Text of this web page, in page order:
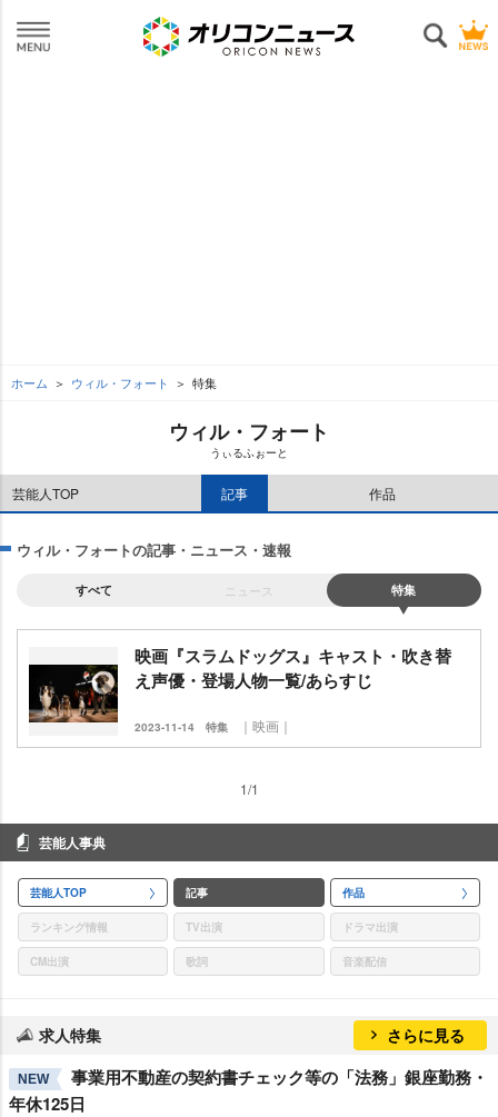
ホーム ウィル・フォート 特集
ウィル・フォート
うぃるふぉーと
芸能人TOP 記事 作品
ウィル・フォートの記事・ニュース・速報
すべて ニュース 特集
映画『スラムドッグス』キャスト・吹き替
え声優・登場人物一覧/あらすじ
2023-11-14 特集 ｜映画｜
1/1
芸能人事典
芸能人TOP 記事 作品
ランキング情報 TV出演 ドラマ出演
CM出演 歌詞 音楽配信
求人特集 さらに見る
NEW
事業用不動産の契約書チェック等の「法務」銀座勤務・
年休125日